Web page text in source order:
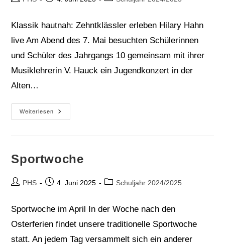
Klassik hautnah: Zehntklässler erleben Hilary Hahn
live Am Abend des 7. Mai besuchten Schülerinnen
und Schüler des Jahrgangs 10 gemeinsam mit ihrer
Musiklehrerin V. Hauck ein Jugendkonzert in der
Alten…
Weiterlesen
Konzertbesuch
In
Sportwoche
Beitrags-
PHS
Beitrag4. Juni 2025
Beitrags-
Schuljahr 2024/2025
Sportwoche im April In der Woche nach den
Osterferien findet unsere traditionelle Sportwoche
statt. An jedem Tag versammelt sich ein anderer